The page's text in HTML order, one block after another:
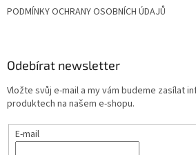
PODMÍNKY OCHRANY OSOBNÍCH ÚDAJŮ
Odebírat newsletter
Vložte svůj e-mail a my vám budeme zasílat
produktech na našem e-shopu.
E-mail